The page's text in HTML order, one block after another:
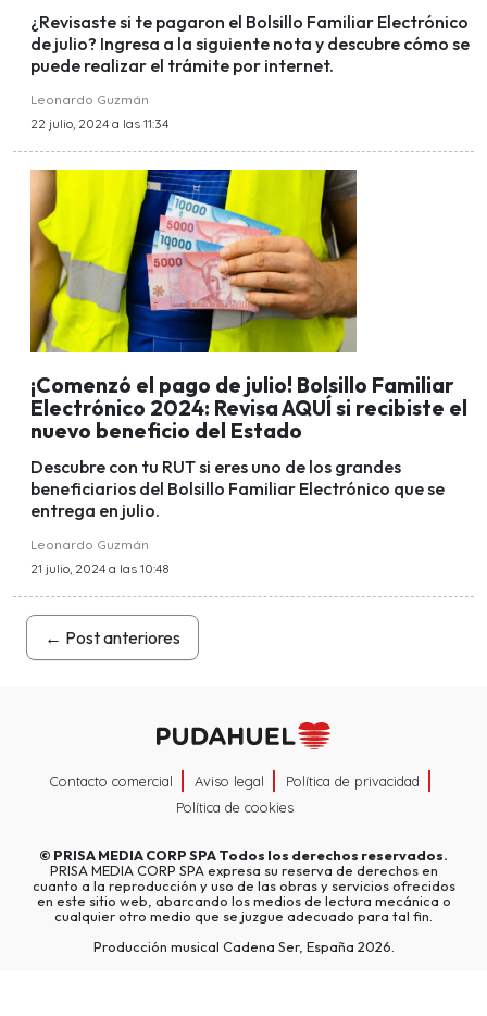
¿Revisaste si te pagaron el Bolsillo Familiar Electrónico
de julio? Ingresa a la siguiente nota y descubre cómo se
puede realizar el trámite por internet.
Leonardo Guzmán
22 julio, 2024 a las 11:34
¡Comenzó el pago de julio! Bolsillo Familiar
Electrónico 2024: Revisa AQUÍ si recibiste el
nuevo beneficio del Estado
Descubre con tu RUT si eres uno de los grandes
beneficiarios del Bolsillo Familiar Electrónico que se
entrega en julio.
Leonardo Guzmán
21 julio, 2024 a las 10:48
← Post anteriores
Contacto comercial Aviso legal
Política de privacidad
Política de cookies
© PRISA MEDIA CORP SPATodos los derechos reservados.
PRISA MEDIA CORP SPA expresa su reserva de derechos en
cuanto a la reproducción y uso de las obras y servicios ofrecidos
en este sitio web, abarcando los medios de lectura mecánica o
cualquier otro medio que se juzgue adecuado para tal fin.
Producción musical Cadena Ser, España 2026.